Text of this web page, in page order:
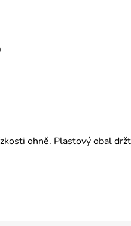
ohně. Plastový obal